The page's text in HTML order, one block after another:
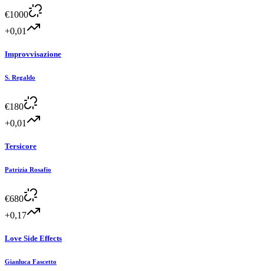
€1000
+0,01
Improvvisazione
S. Regaldo
€180
+0,01
Tersicore
Patrizia Rosafio
€680
+0,17
Love Side Effects
Gianluca Fascetto